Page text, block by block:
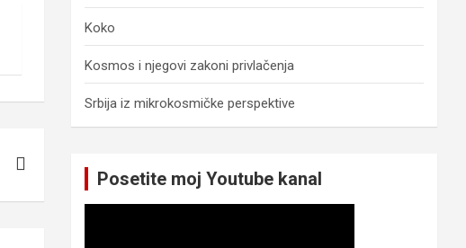
Koko
Kosmos i njegovi zakoni privlačenja
Srbija iz mikrokosmičke perspektive
Posetite moj Youtube kanal